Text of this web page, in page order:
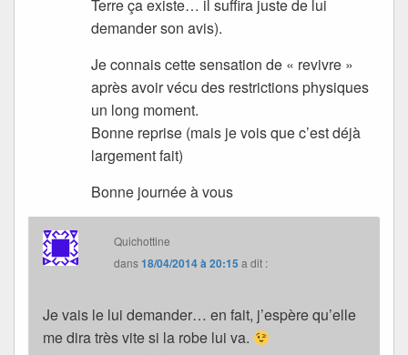
Terre ça existe… il suffira juste de lui
demander son avis).
Je connais cette sensation de « revivre »
après avoir vécu des restrictions physiques
un long moment.
Bonne reprise (mais je vois que c’est déjà
largement fait)
Bonne journée à vous
Quichottine
dans18/04/2014 à 20:15 a dit :
Je vais le lui demander… en fait, j’espère qu’elle
me dira très vite si la robe lui va.